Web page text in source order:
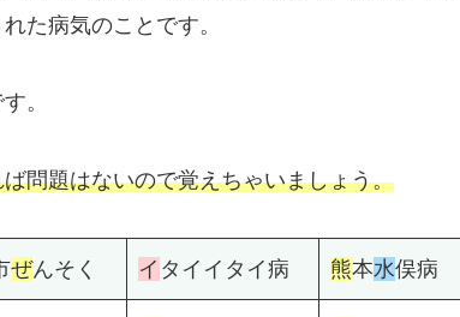
た病気のことです。
。
問題はないので覚えちゃいましょう。
ぜんそく イ タイイタイ病 熊本水俣病